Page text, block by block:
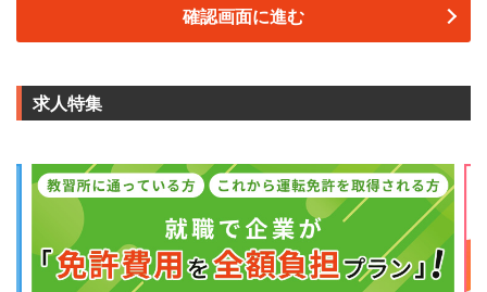
求人特集